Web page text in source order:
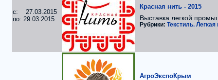
c: 27.03.2015
по: 29.03.2015
Красная нить - 2015
Выставка легкой
Рубрики: Текстиль.
АгроЭкспоКрым